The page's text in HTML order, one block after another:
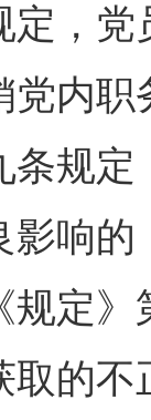
定，
党内
条规
影响
规定
取的